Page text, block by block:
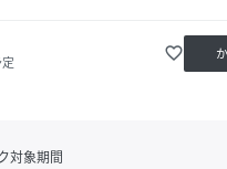
favorite_border
対象期間